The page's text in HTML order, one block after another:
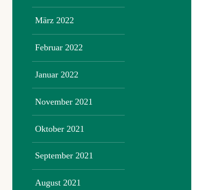
März 2022
Februar 2022
Januar 2022
November 2021
Oktober 2021
September 2021
August 2021